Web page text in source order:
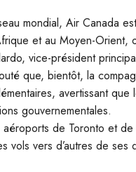
mondial, Air Canada
et au Moyen-Orient,
vice-président
que, bientôt, la
avertissant
gouvernementales.
de Toronto et
vers d’autres de ses